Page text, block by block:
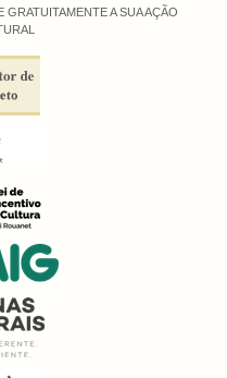
GRATUITAMENTE A SUA AÇÃO